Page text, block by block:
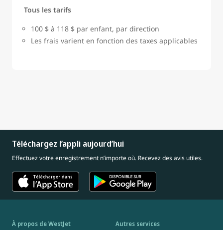
Tous les tarifs
100 $ à 118 $ par enfant, par direction
Les frais varient en fonction des taxes applicables
Téléchargez l’appli aujourd’hui
Effectuez votre enregistrement n’importe où. Recevez des avis utiles.
À propos de WestJet Autres services